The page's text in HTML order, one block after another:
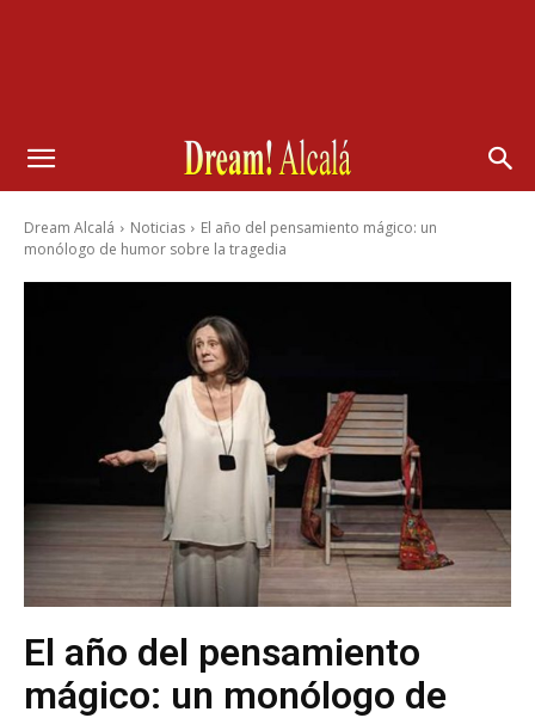
Dream Alcalá Noticias
El año del pensamiento mágico: un
monólogo de humor sobre la tragedia
El año del pensamiento
mágico: un monólogo de